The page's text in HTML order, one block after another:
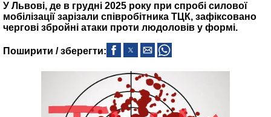
У Львові, де в грудні 2025 року при спробі силової
мобілізації зарізали співробітника ТЦК, зафіксовано
чергові збройні атаки проти людоловів у формі.
Поширити / зберегти: